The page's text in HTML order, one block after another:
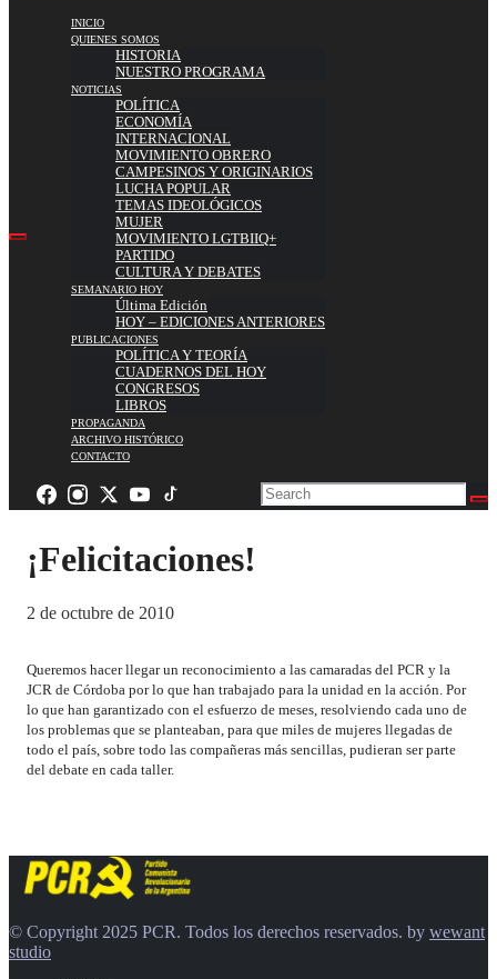
INICIO
QUIENES SOMOS
HISTORIA
NUESTRO PROGRAMA
NOTICIAS
POLÍTICA
ECONOMÍA
INTERNACIONAL
MOVIMIENTO OBRERO
CAMPESINOS Y ORIGINARIOS
LUCHA POPULAR
TEMAS IDEOLÓGICOS
MUJER
MOVIMIENTO LGTBIIQ+
PARTIDO
CULTURA Y DEBATES
SEMANARIO HOY
Última Edición
HOY – EDICIONES ANTERIORES
PUBLICACIONES
POLÍTICA Y TEORÍA
CUADERNOS DEL HOY
CONGRESOS
LIBROS
PROPAGANDA
ARCHIVO HISTÓRICO
CONTACTO
¡Felicitaciones!
2 de octubre de 2010
Queremos hacer llegar un reconocimiento a las camaradas del PCR y la
JCR de Córdoba por lo que han trabajado para la unidad en la acción. Por
lo que han garantizado con el esfuerzo de meses, resolviendo cada uno de
los problemas que se planteaban, para que miles de mujeres llegadas de
todo el país, sobre todo las compañeras más sencillas, pudieran ser parte
del debate en cada taller.
© Copyright 2025 PCR. Todos los derechos reservados. by wewant
studio